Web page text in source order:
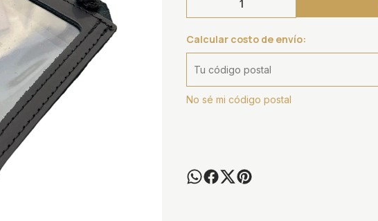
Calcular costo de envío:
No sé mi código postal